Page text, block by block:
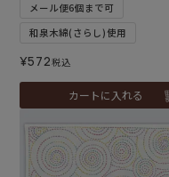
メール便6個まで可
和泉木綿(さらし)使用
¥572税込
カートに入れる